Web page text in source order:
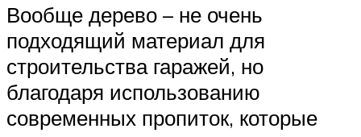
Вообще дерево – не очень
подходящий материал для
строительства гаражей, но
благодаря использованию
современных пропиток, которые